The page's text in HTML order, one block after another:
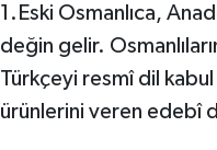
1.Eski Osmanlıca,
değin gelir.
Türkçeyi resmî dil
ürünlerini veren edebî